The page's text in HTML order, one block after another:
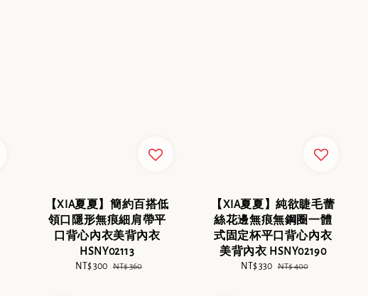
【XIA夏夏】簡約百搭低
領口隱形無痕細肩帶平
口背心內衣美背內衣
HSNY02113
Sale
NT$ 300 Regular
NT$ 360
【XIA夏夏】純欲睫毛蕾
絲花邊無痕無鋼圈一體
式固定杯平口背心內衣
美背內衣 HSNY02190
Sale
NT$ 330 Regular
NT$ 400